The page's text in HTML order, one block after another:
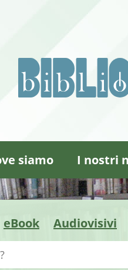
siamo I nostri
eBook Audiovisivi